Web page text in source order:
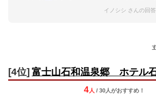
イノシシ さんの回
[4位] 富士山石和温泉郷 ホテル
4人 / 30人がおすすめ！